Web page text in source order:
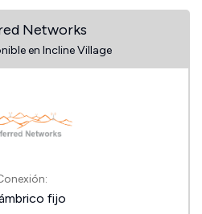
Networks
en Incline Village
fijo